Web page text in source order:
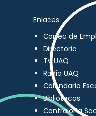
Enlaces
Correo de
Directorio
TV UAQ
Radio UAQ
Calendario
Bibliotecas
Contraloría